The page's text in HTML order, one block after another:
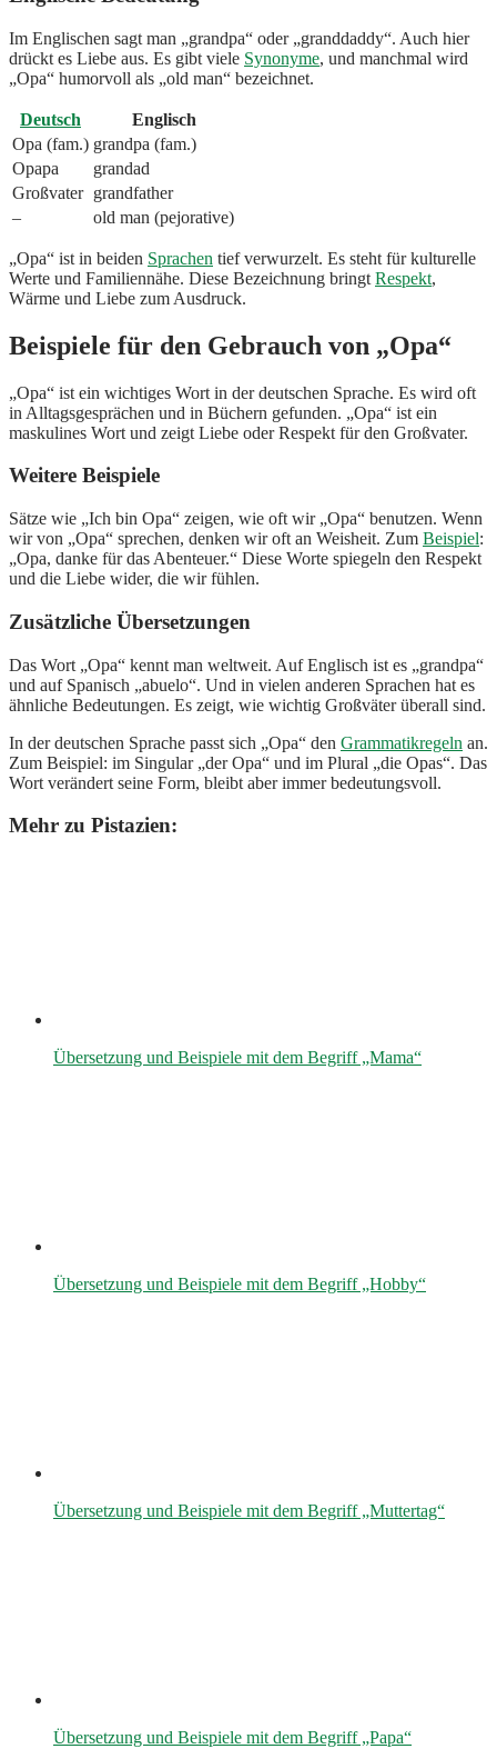
Im Englischen sagt man „grandpa“ oder „granddaddy“. Auch hier
drückt es Liebe aus. Es gibt viele Synonyme, und manchmal wird
„Opa“ humorvoll als „old man“ bezeichnet.
Deutsch
Englisch
Opa (fam.) grandpa (fam.)
Opapa
grandad
Großvater grandfather
–
old man (pejorative)
„Opa“ ist in beiden Sprachen tief verwurzelt. Es steht für kulturelle
Werte und Familiennähe. Diese Bezeichnung bringt Respekt,
Wärme und Liebe zum Ausdruck.
Beispiele für den Gebrauch von „Opa“
„Opa“ ist ein wichtiges Wort in der deutschen Sprache. Es wird oft
in Alltagsgesprächen und in Büchern gefunden. „Opa“ ist ein
maskulines Wort und zeigt Liebe oder Respekt für den Großvater.
Weitere Beispiele
Sätze wie „Ich bin Opa“ zeigen, wie oft wir „Opa“ benutzen. Wenn
wir von „Opa“ sprechen, denken wir oft an Weisheit. Zum Beispiel:
„Opa, danke für das Abenteuer.“ Diese Worte spiegeln den Respekt
und die Liebe wider, die wir fühlen.
Zusätzliche Übersetzungen
Das Wort „Opa“ kennt man weltweit. Auf Englisch ist es „grandpa“
und auf Spanisch „abuelo“. Und in vielen anderen Sprachen hat es
ähnliche Bedeutungen. Es zeigt, wie wichtig Großväter überall sind.
In der deutschen Sprache passt sich „Opa“ den Grammatikregeln an.
Zum Beispiel: im Singular „der Opa“ und im Plural „die Opas“. Das
Wort verändert seine Form, bleibt aber immer bedeutungsvoll.
Mehr zu Pistazien:
Übersetzung und Beispiele mit dem Begriff „Mama“
Übersetzung und Beispiele mit dem Begriff „Hobby“
Übersetzung und Beispiele mit dem Begriff „Muttertag“
Übersetzung und Beispiele mit dem Begriff „Papa“